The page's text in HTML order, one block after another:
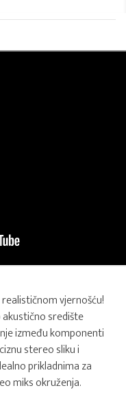
vjernošću!
akustično središte
između komponenti
stereo sliku i
prikladnima za
miks okruženja.